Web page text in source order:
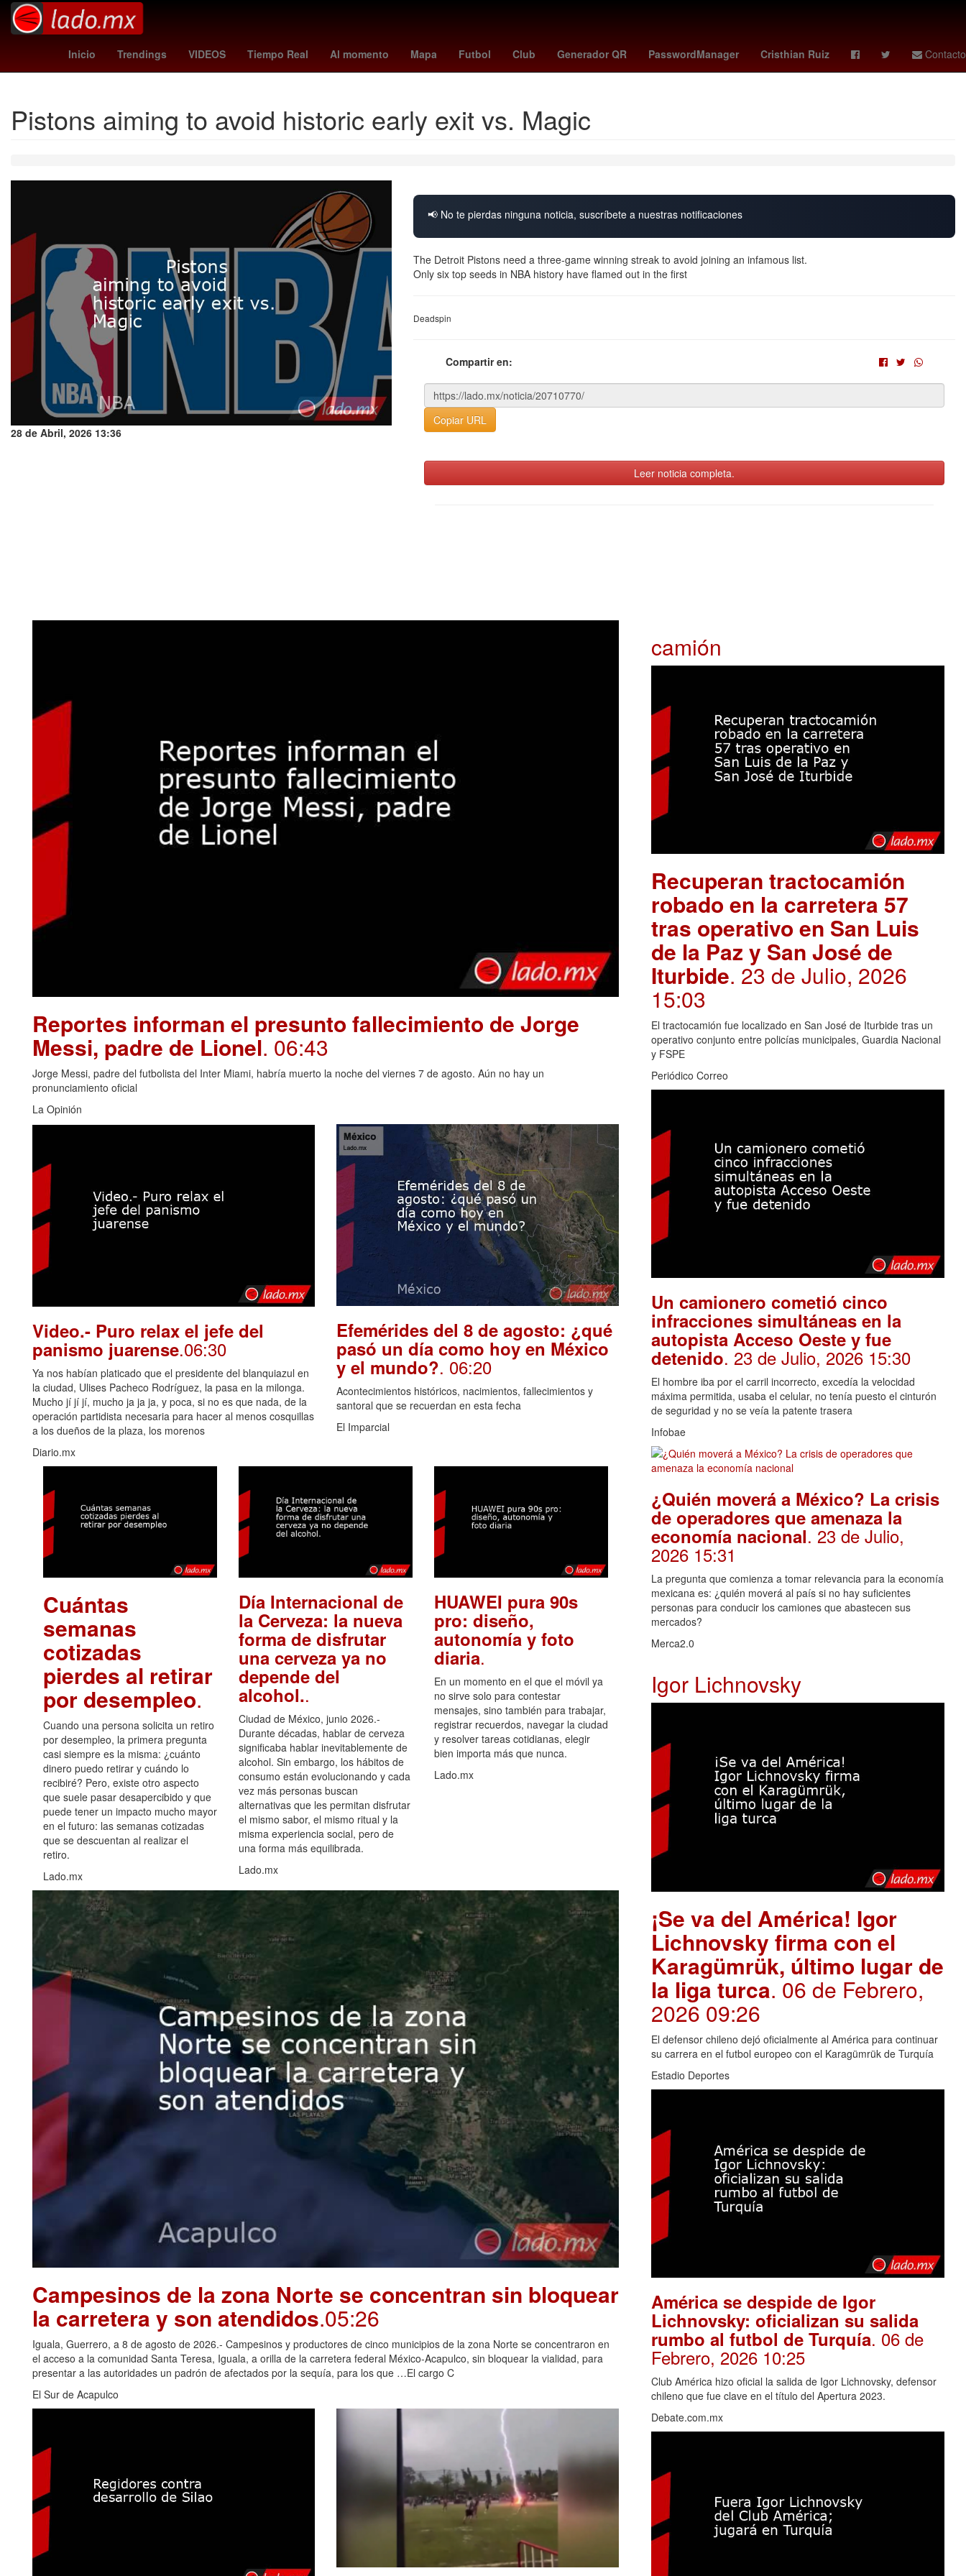
Inicio Trendings VIDEOS Tiempo Real Al momento Mapa Futbol Club Generador QR PasswordManager Cristhian Ruiz Contacto
Agresión Amistosos haaland araujo nyc fc - santos deportivo - sporting gijón Marc Cucurella suspension de clases 10 de noviembre Sebastián Marroquín Rusia
Pistons aiming to avoid historic early exit vs. Magic
28 de Abril, 2026 13:36
📢 No te pierdas ninguna noticia, suscríbete a nuestras notificaciones
The Detroit Pistons need a three-game winning streak to avoid joining an infamous list.
Only six top seeds in NBA history have flamed out in the first
Deadspin
Compartir en:
Copiar URL
Leer noticia completa.
Reportes informan el presunto fallecimiento de Jorge
Messi, padre de Lionel. 06:43
Jorge Messi, padre del futbolista del Inter Miami, habría muerto la noche del viernes 7 de agosto. Aún no hay un
pronunciamiento oficial
La Opinión
Video.- Puro relax el jefe del
panismo juarense.06:30
Ya nos habían platicado que el presidente del blanquiazul en
la ciudad, Ulises Pacheco Rodríguez, la pasa en la milonga.
Mucho jí jí jí, mucho ja ja ja, y poca, si no es que nada, de la
operación partidista necesaria para hacer al menos cosquillas
a los dueños de la plaza, los morenos
Diario.mx
Efemérides del 8 de agosto: ¿qué
pasó un día como hoy en México
y el mundo?. 06:20
Acontecimientos históricos, nacimientos, fallecimientos y
santoral que se recuerdan en esta fecha
El Imparcial
Cuántas
semanas
cotizadas
pierdes al retirar
por desempleo.
Cuando una persona solicita un retiro
por desempleo, la primera pregunta
casi siempre es la misma: ¿cuánto
dinero puedo retirar y cuándo lo
recibiré? Pero, existe otro aspecto
que suele pasar desapercibido y que
puede tener un impacto mucho mayor
en el futuro: las semanas cotizadas
que se descuentan al realizar el
retiro.
Lado.mx
Día Internacional de
la Cerveza: la nueva
forma de disfrutar
una cerveza ya no
depende del
alcohol..
Ciudad de México, junio 2026.-
Durante décadas, hablar de cerveza
significaba hablar inevitablemente de
alcohol. Sin embargo, los hábitos de
consumo están evolucionando y cada
vez más personas buscan
alternativas que les permitan disfrutar
el mismo sabor, el mismo ritual y la
misma experiencia social, pero de
una forma más equilibrada.
Lado.mx
HUAWEI pura 90s
pro: diseño,
autonomía y foto
diaria.
En un momento en el que el móvil ya
no sirve solo para contestar
mensajes, sino también para trabajar,
registrar recuerdos, navegar la ciudad
y resolver tareas cotidianas, elegir
bien importa más que nunca.
Lado.mx
Campesinos de la zona Norte se concentran sin bloquear
la carretera y son atendidos.05:26
Iguala, Guerrero, a 8 de agosto de 2026.- Campesinos y productores de cinco municipios de la zona Norte se concentraron en
el acceso a la comunidad Santa Teresa, Iguala, a orilla de la carretera federal México-Acapulco, sin bloquear la vialidad, para
presentar a las autoridades un padrón de afectados por la sequía, para los que …El cargo C
El Sur de Acapulco
camión
Recuperan tractocamión
robado en la carretera 57
tras operativo en San Luis
de la Paz y San José de
Iturbide. 23 de Julio, 2026
15:03
El tractocamión fue localizado en San José de Iturbide tras un
operativo conjunto entre policías municipales, Guardia Nacional
y FSPE
Periódico Correo
Un camionero cometió cinco
infracciones simultáneas en la
autopista Acceso Oeste y fue
detenido. 23 de Julio, 2026 15:30
El hombre iba por el carril incorrecto, excedía la velocidad
máxima permitida, usaba el celular, no tenía puesto el cinturón
de seguridad y no se veía la patente trasera
Infobae
¿Quién moverá a México? La crisis
de operadores que amenaza la
economía nacional. 23 de Julio,
2026 15:31
La pregunta que comienza a tomar relevancia para la economía
mexicana es: ¿quién moverá al país si no hay suficientes
personas para conducir los camiones que abastecen sus
mercados?
Merca2.0
Igor Lichnovsky
¡Se va del América! Igor
Lichnovsky firma con el
Karagümrük, último lugar de
la liga turca. 06 de Febrero,
2026 09:26
El defensor chileno dejó oficialmente al América para continuar
su carrera en el futbol europeo con el Karagümrük de Turquía
Estadio Deportes
América se despide de Igor
Lichnovsky: oficializan su salida
rumbo al futbol de Turquía. 06 de
Febrero, 2026 10:25
Club América hizo oficial la salida de Igor Lichnovsky, defensor
chileno que fue clave en el título del Apertura 2023.
Debate.com.mx